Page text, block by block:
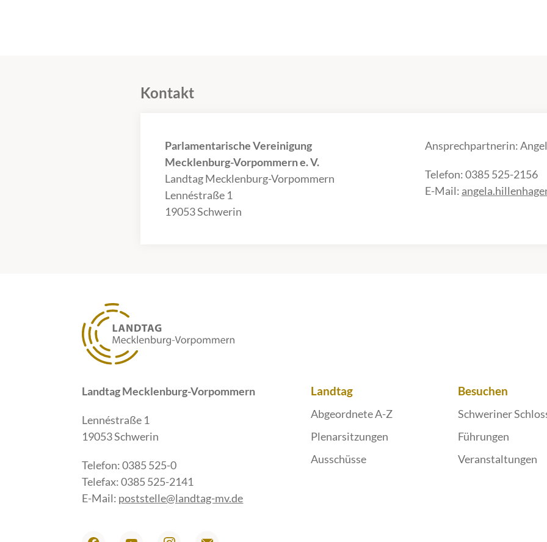
Kontakt
Parlamentarische Vereinigung
Mecklenburg-Vorpommern e. V.
Landtag Mecklenburg-Vorpommern
Lennéstraße 1
19053 Schwerin
Ansprechpartnerin:
Telefon: 0385 525-2156
E-Mail:
Landtag Mecklenburg-Vorpommern
Lennéstraße 1
19053 Schwerin
Telefon: 0385 525-0
Telefax: 0385 525-2141
E-Mail: poststelle@landtag-mv.de
Landtag
Abgeordnete A-Z
Plenarsitzungen
Ausschüsse
Besuchen
Schweriner
Führungen
Veranstaltungen